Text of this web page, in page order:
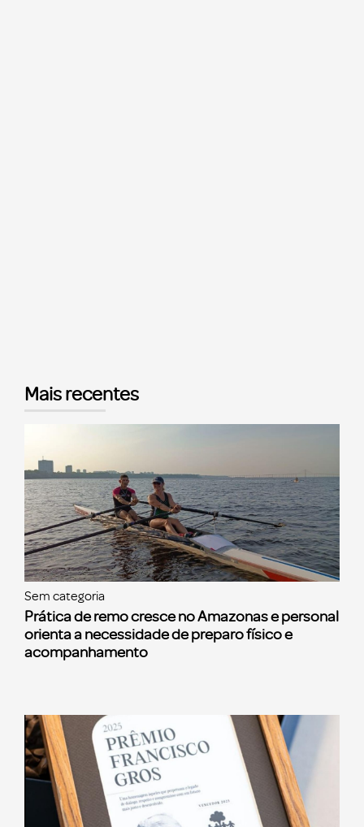
Mais recentes
Sem categoria
Prática de remo cresce no Amazonas e personal
orienta a necessidade de preparo físico e
acompanhamento